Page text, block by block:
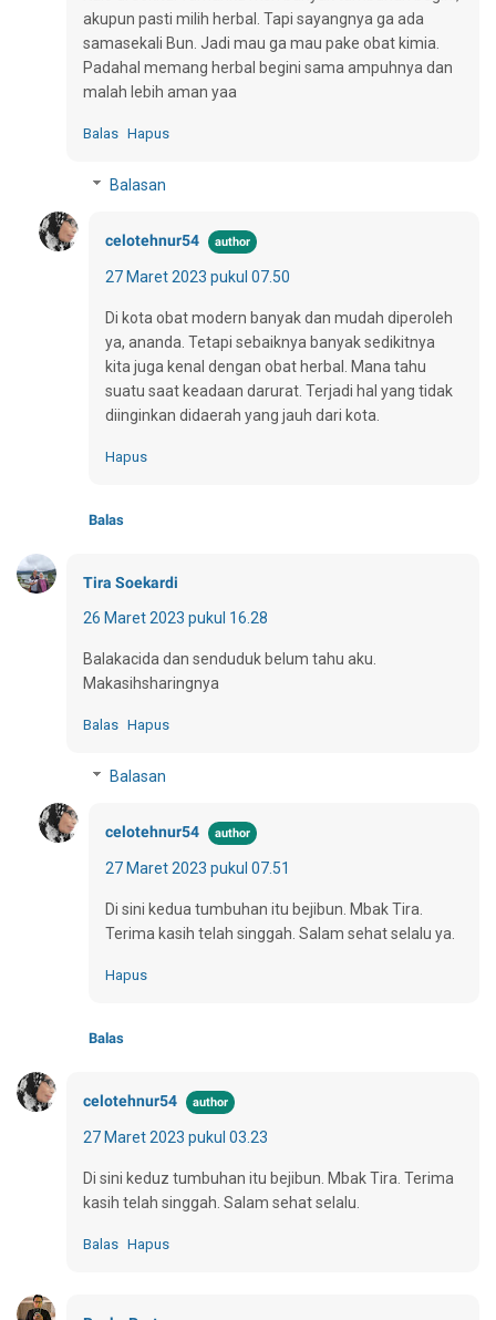
akupun pasti milih herbal. Tapi sayangnya ga ada
samasekali Bun. Jadi mau ga mau pake obat kimia.
Padahal memang herbal begini sama ampuhnya dan
malah lebih aman yaa
Balas Hapus
Balasan
celotehnur54
27 Maret 2023 pukul 07.50
Di kota obat modern banyak dan mudah diperoleh
ya, ananda. Tetapi sebaiknya banyak sedikitnya
kita juga kenal dengan obat herbal. Mana tahu
suatu saat keadaan darurat. Terjadi hal yang tidak
diinginkan didaerah yang jauh dari kota.
Hapus
Balas
Tira Soekardi
26 Maret 2023 pukul 16.28
Balakacida dan senduduk belum tahu aku.
Makasihsharingnya
Balas Hapus
Balasan
celotehnur54
27 Maret 2023 pukul 07.51
Di sini kedua tumbuhan itu bejibun. Mbak Tira.
Terima kasih telah singgah. Salam sehat selalu ya.
Hapus
Balas
celotehnur54
27 Maret 2023 pukul 03.23
Di sini keduz tumbuhan itu bejibun. Mbak Tira. Terima
kasih telah singgah. Salam sehat selalu.
Balas Hapus